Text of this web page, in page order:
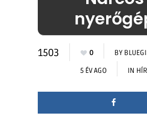
1503 0 BY
5 ÉV AGO IN